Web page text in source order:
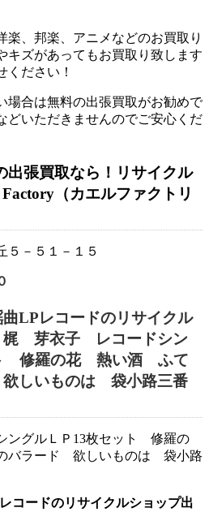
楽、邦楽、アニメなどのお買取り
キズがあってもお買取り致します
ください！
場合は無料の出張買取がお勧めで
どいただきませんのでご安心くだ
出張買取なら！リサイクル
（カエルファクトリ
５－５１－１５
LPレコードのリサイクル
梶 芽衣子 レコードシン
修羅の花 熱い酒 ふて
しいものは 袋小路三番
コードのリサイクルショップ出